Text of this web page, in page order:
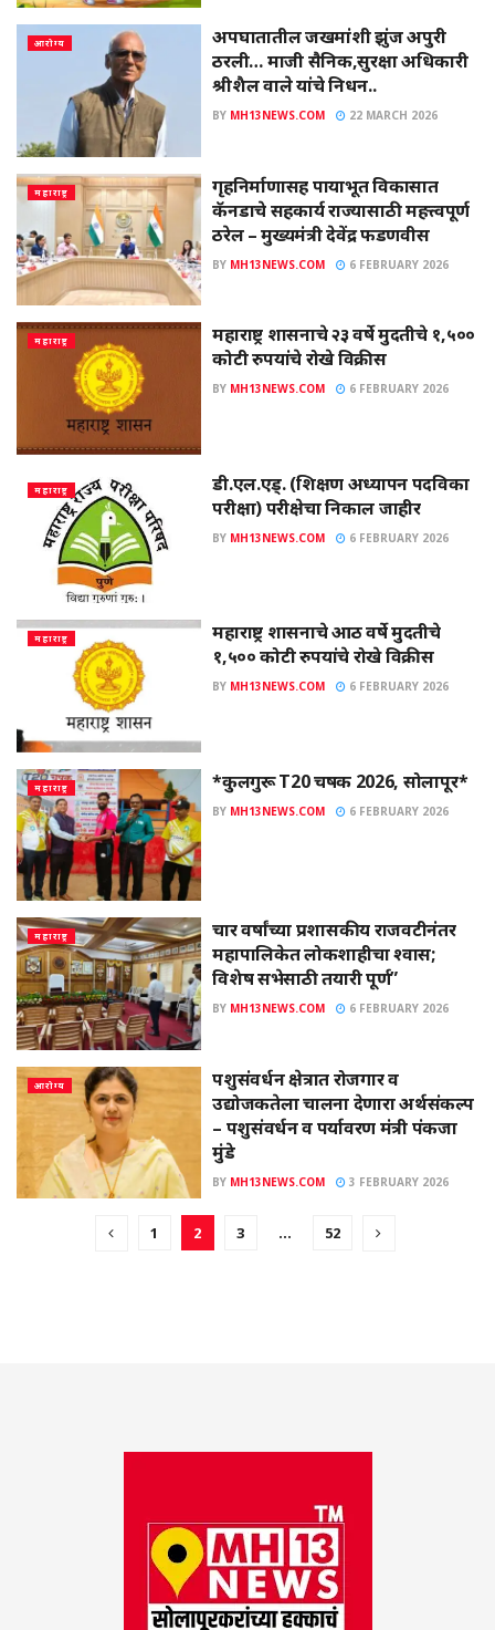
आरोग्य
अपघातातील जखमांशी झुंज अपुरी
ठरली… माजी सैनिक,सुरक्षा अधिकारी
श्रीशैल वाले यांचे निधन..
BY MH13NEWS.COM 22 MARCH 2026
महाराष्ट्र
गृहनिर्माणासह पायाभूत विकासात
कॅनडाचे सहकार्य राज्यासाठी महत्त्वपूर्ण
ठरेल – मुख्यमंत्री देवेंद्र फडणवीस
BY MH13NEWS.COM 6 FEBRUARY 2026
महाराष्ट्र
महाराष्ट्र शासनाचे २३ वर्षे मुदतीचे १,५००
कोटी रुपयांचे रोखे विक्रीस
BY MH13NEWS.COM 6 FEBRUARY 2026
महाराष्ट्र
डी.एल.एड्. (शिक्षण अध्यापन पदविका
परीक्षा) परीक्षेचा निकाल जाहीर
BY MH13NEWS.COM 6 FEBRUARY 2026
महाराष्ट्र
महाराष्ट्र शासनाचे आठ वर्षे मुदतीचे
१,५०० कोटी रुपयांचे रोखे विक्रीस
BY MH13NEWS.COM 6 FEBRUARY 2026
महाराष्ट्र *कुलगुरू T20 चषक 2026, सोलापूर*
BY MH13NEWS.COM 6 FEBRUARY 2026
महाराष्ट्र
चार वर्षांच्या प्रशासकीय राजवटीनंतर
महापालिकेत लोकशाहीचा श्वास;
विशेष सभेसाठी तयारी पूर्ण”
BY MH13NEWS.COM 6 FEBRUARY 2026
आरोग्य
पशुसंवर्धन क्षेत्रात रोजगार व
उद्योजकतेला चालना देणारा अर्थसंकल्प
– पशुसंवर्धन व पर्यावरण मंत्री पंकजा
मुंडे
BY MH13NEWS.COM 3 FEBRUARY 2026
1 2 3 … 52